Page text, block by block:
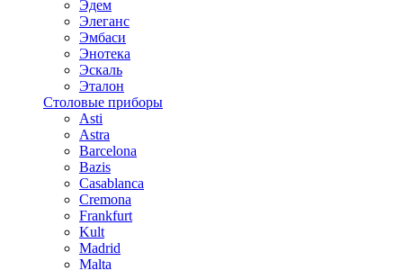
Эдем
Элеганс
Эмбаси
Энотека
Эскаль
Эталон
Столовые приборы
Asti
Astra
Barcelona
Bazis
Casablanca
Cremona
Frankfurt
Kult
Madrid
Malta